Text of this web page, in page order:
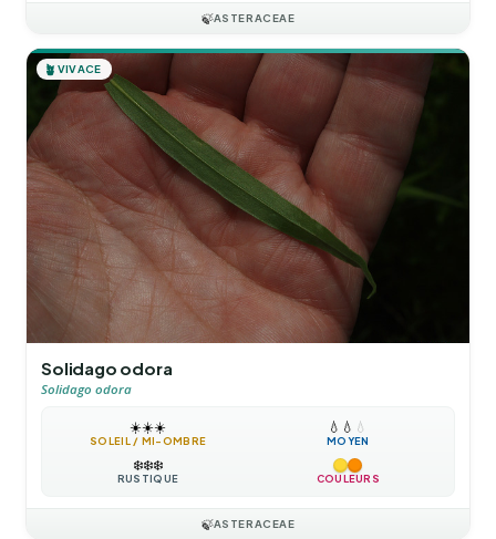
🍃ASTERACEAE
🪴 VIVACE
Solidago odora
Solidago odora
☀️☀️☀️
SOLEIL / MI-OMBRE
💧 💧 💧
MOYEN
❄️❄️❄️
RUSTIQUE COULEURS
🍃ASTERACEAE